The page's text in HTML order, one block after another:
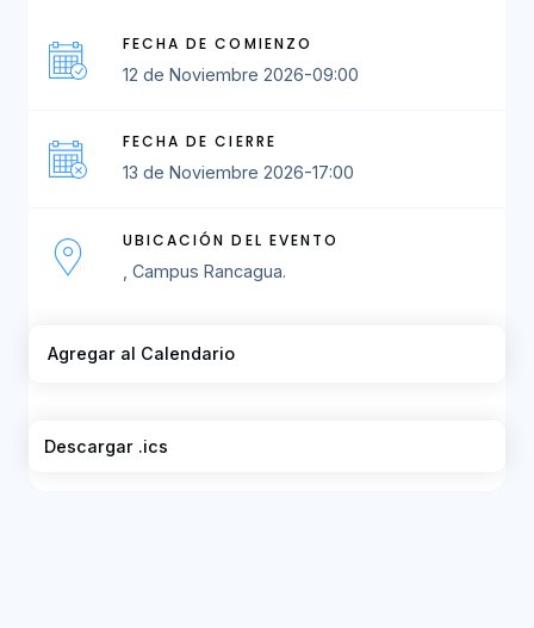
FECHA DE COMIENZO
12 de Noviembre 2026-09:00
FECHA DE CIERRE
13 de Noviembre 2026-17:00
UBICACIÓN DEL EVENTO
, Campus Rancagua.
Agregar al Calendario
Descargar .ics